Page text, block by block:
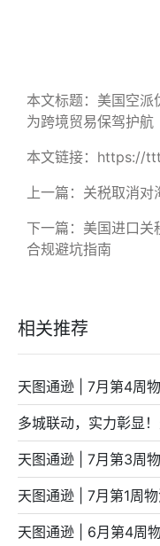
本文标题：美国空派
为跨境贸易保驾护航​
本文链接：https://
上一篇： 关税取消对
下一篇： 美国进口关
合规避坑指南​
相关推荐
天图通逊 | 7月第4周
多城联动，实力彰显
天图通逊 | 7月第3周
天图通逊 | 7月第1周
天图通逊 | 6月第4周